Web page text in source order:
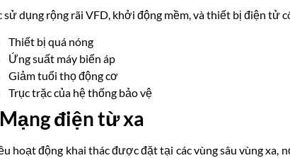
sử dụng rộng rãi VFD, khởi động mềm, và thiết bị điện tử
Thiết bị quá nóng
Ứng suất máy biến áp
Giảm tuổi thọ động cơ
Trục trặc của hệ thống bảo vệ
điện từ xa
hoạt động khai thác được đặt tại các vùng sâu vùng